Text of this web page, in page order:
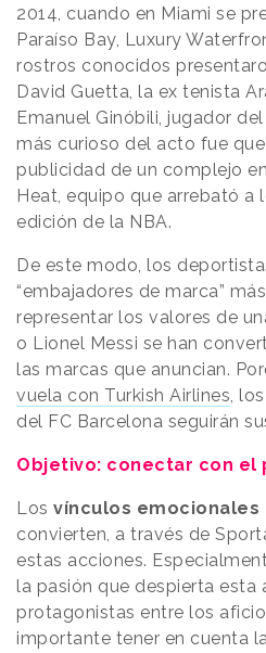
2014, cuando en Miami se
Paraíso Bay, Luxury
rostros conocidos
David Guetta, la ex tenista
Emanuel Ginóbili, jugador
más curioso del acto fue
publicidad de un complejo
Heat, equipo que arrebató a
edición de la NBA.
De este modo, los
“embajadores de marca”
representar los valores de
o Lionel Messi se han
las marcas que anuncian.
vuela con Turkish Airlines,
del FC Barcelona seguirán
Objetivo: conectar con el
Los vínculos emocionales
convierten, a través de
estas acciones.
la pasión que despierta esta
protagonistas entre los
importante tener en cuenta